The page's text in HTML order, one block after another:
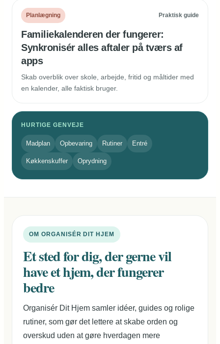
Planlægning Praktisk guide
Familiekalenderen der fungerer:
Synkronisér alles aftaler på tværs af
apps
Skab overblik over skole, arbejde, fritid og måltider med
en kalender, alle faktisk bruger.
HURTIGE GENVEJE
Madplan Opbevaring Rutiner Entré
Køkkenskuffer Oprydning
OM ORGANISÉR DIT HJEM
Et sted for dig, der gerne vil
have et hjem, der fungerer
bedre
Organisér Dit Hjem samler idéer, guides og rolige
rutiner, som gør det lettere at skabe orden og
overskud uden at gøre hverdagen mere